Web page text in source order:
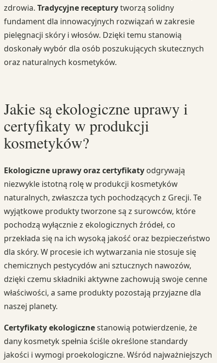
zdrowia. Tradycyjne recepturytworzą solidny
fundament dla innowacyjnych rozwiązań w zakresie
pielęgnacji skóry i włosów. Dzięki temu stanowią
doskonały wybór dla osób poszukujących skutecznych
oraz naturalnych kosmetyków.
Jakie są ekologiczne uprawy i
certyfikaty w produkcji
kosmetyków?
Ekologiczne uprawy oraz certyfikaty odgrywają
niezwykle istotną rolę w produkcji kosmetyków
naturalnych, zwłaszcza tych pochodzących z Grecji. Te
wyjątkowe produkty tworzone są z surowców, które
pochodzą wyłącznie z ekologicznych źródeł, co
przekłada się na ich wysoką jakość oraz bezpieczeństwo
dla skóry. W procesie ich wytwarzania nie stosuje się
chemicznych pestycydów ani sztucznych nawozów,
dzięki czemu składniki aktywne zachowują swoje cenne
właściwości, a same produkty pozostają przyjazne dla
naszej planety.
Certyfikaty ekologicznestanowią potwierdzenie, że
dany kosmetyk spełnia ściśle określone standardy
jakości i wymogi proekologiczne. Wśród najważniejszych